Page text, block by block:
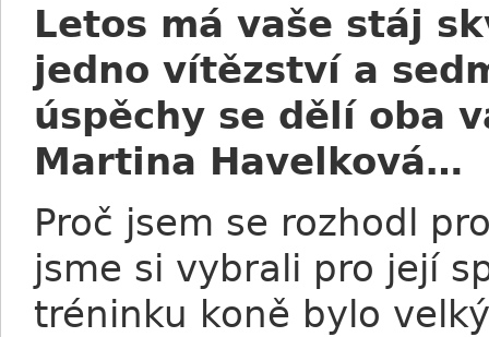
Letos má vaše stáj
jedno vítězství a
úspěchy se dělí oba
Martina Havelková…
Proč jsem se rozhodl
jsme si vybrali pro její
tréninku koně bylo